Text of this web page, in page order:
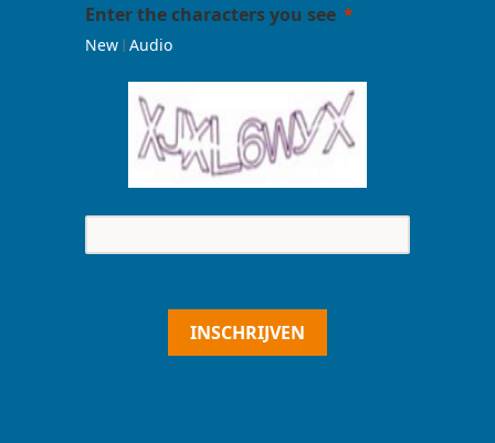
Enter the characters you see
New | Audio
INSCHRIJVEN